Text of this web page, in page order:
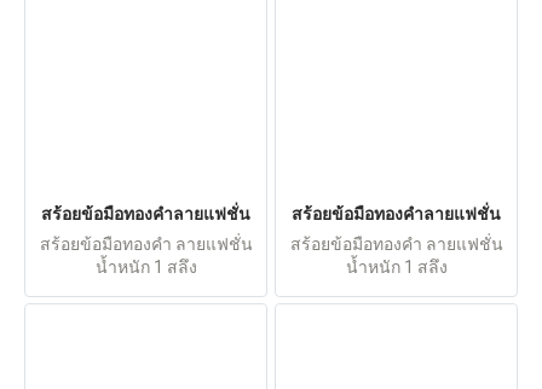
สร้อยข้อมือทองคำลายแฟชั่น
สร้อยข้อมือทองคำ ลายแฟชั่น
น้ำหนัก 1 สลึง
สร้อยข้อมือทองคำลายแฟชั่น
สร้อยข้อมือทองคำ ลายแฟชั่น
น้ำหนัก 1 สลึง